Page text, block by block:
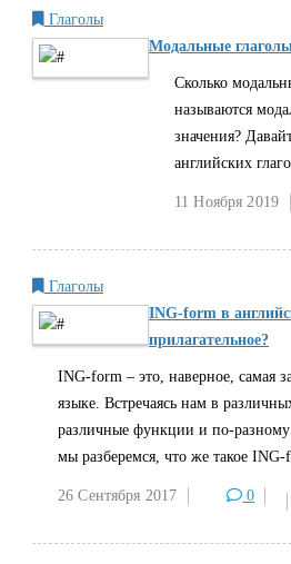
Глаголы
Модальные
Сколько
называются
значения?
английских
11 Ноября 2019
Глаголы
ING-form в
прилагательное?
ING-form – это, наверное, самая
языке. Встречаясь нам в
различные функции и по-разному
мы разберемся, что же такое
26 Сентября 2017 0